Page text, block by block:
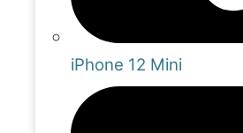
iPhone 12 Mini